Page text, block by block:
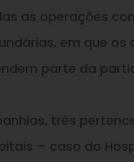
as operações
em que os
parte da
três
– caso do